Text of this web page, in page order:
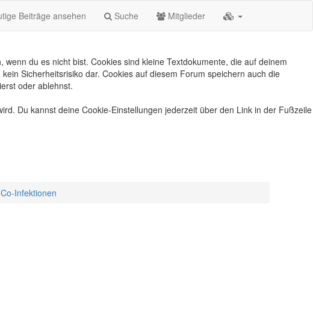
Beiträge ansehen Suche Mitglieder
du es nicht bist. Cookies sind kleine Textdokumente, die auf deinem
Sicherheitsrisiko dar. Cookies auf diesem Forum speichern auch die
oder ablehnst.
Du kannst deine Cookie-Einstellungen jederzeit über den Link in der Fußzeile
Infektionen